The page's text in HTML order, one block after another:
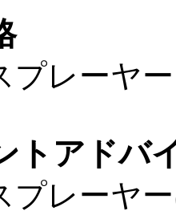
レーヤ
トアドバ
レーヤ